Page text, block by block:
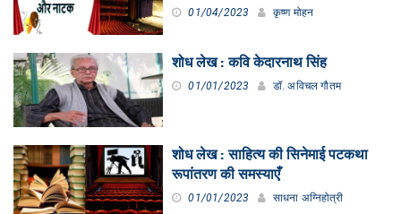
01/04/2023 कृष्ण मोहन
शोध लेख : कवि केदारनाथ सिंह
01/01/2023 डॉ. अविचल गौतम
शोध लेख : साहित्य की सिनेमाई पटकथा
रूपांतरण की समस्याएँ
01/01/2023 साधना अग्निहोत्री